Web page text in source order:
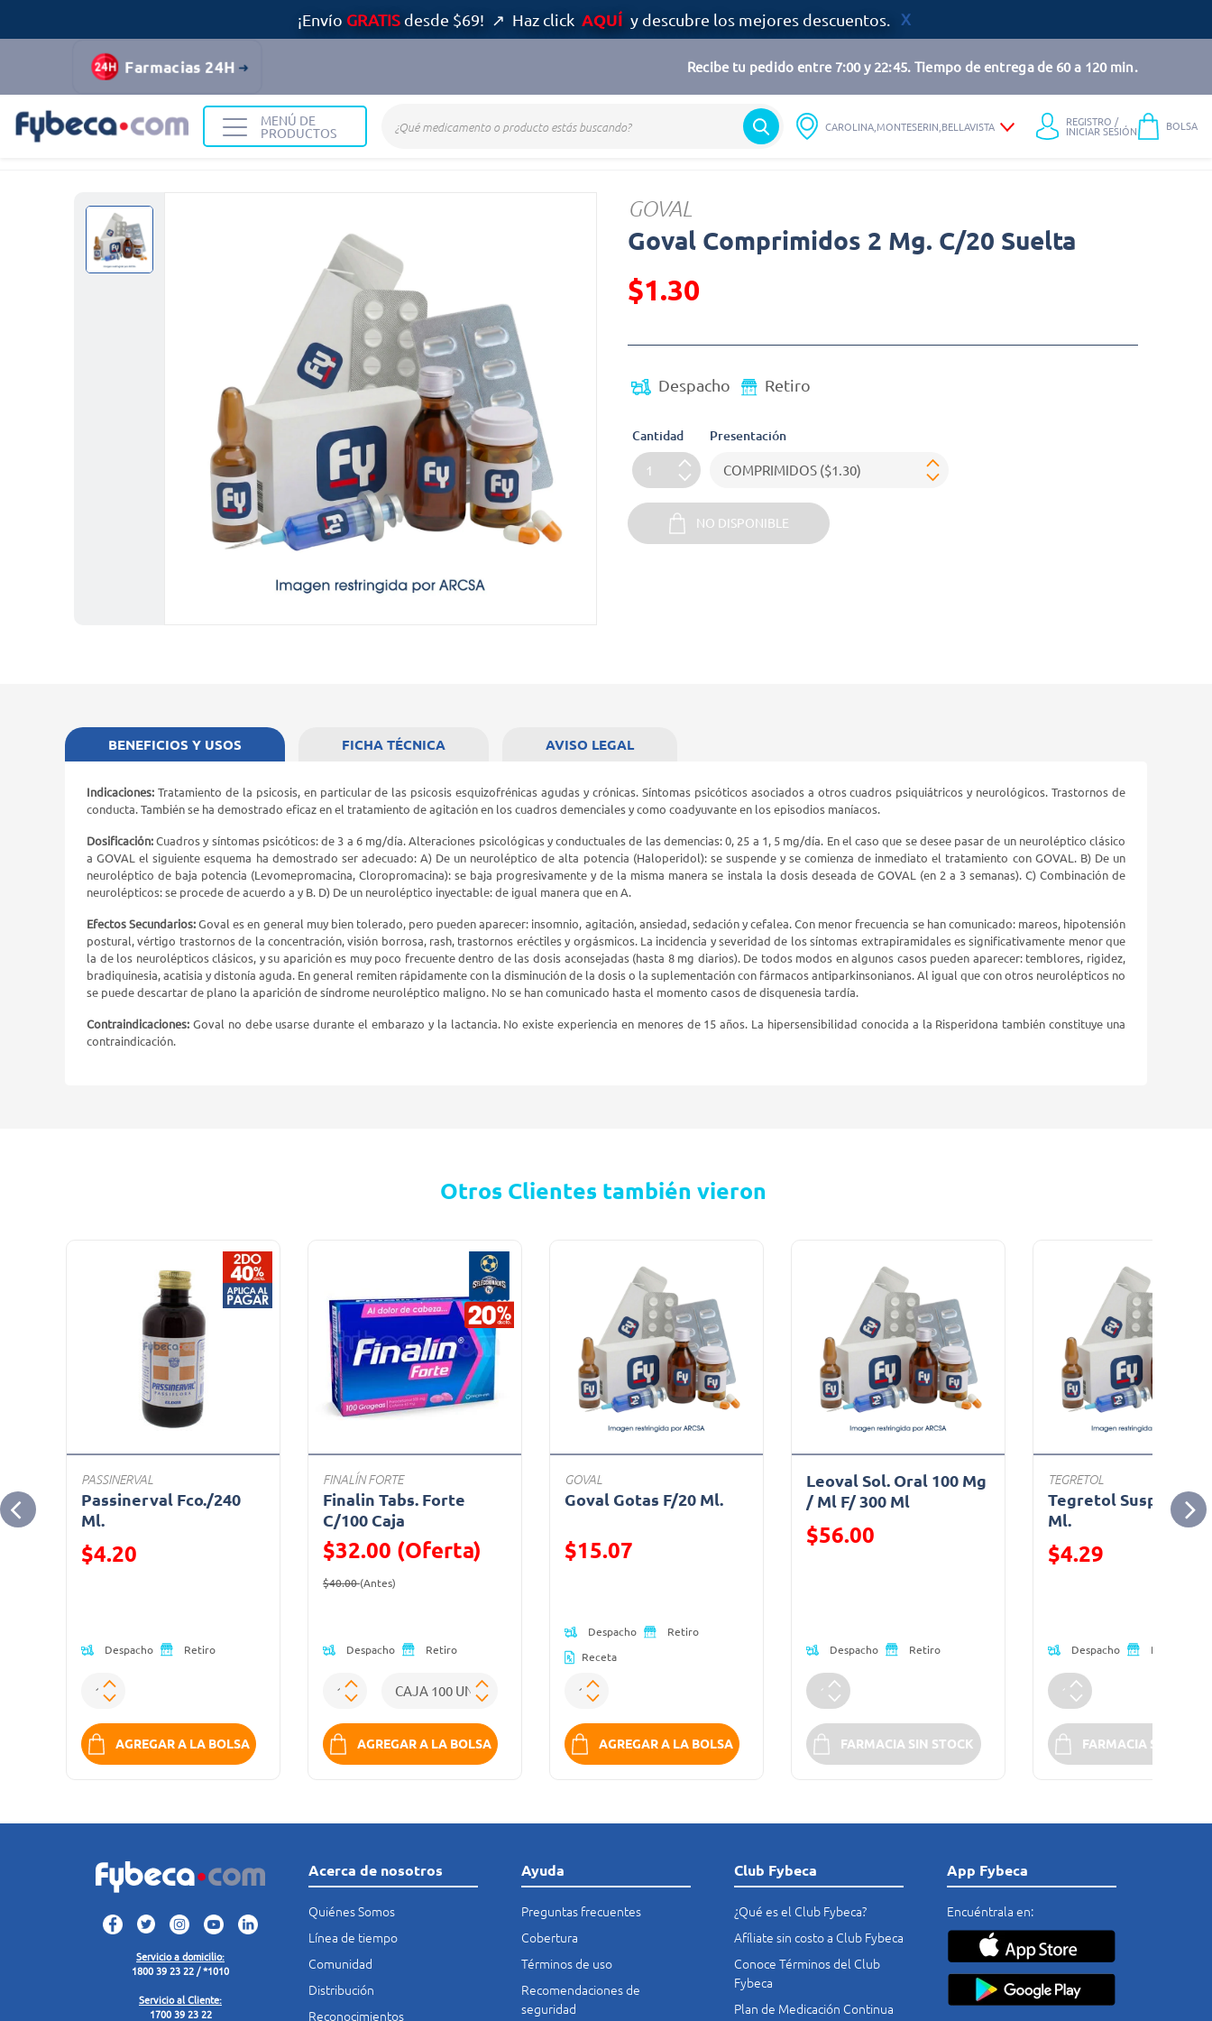
¡Envío GRATISdesde $69! ↗ Haz click AQUÍ y descubre los mejores descuentos.
Farmacias 24H Recibe tu pedido entre 7:00 y 22:45. Tiempo de entrega de 60 a 120 min.
MENÚ DE
PRODUCTOS CAROLINA,MONTESERIN,BELLAVISTA REGISTRO /
INICIAR SESIÓN BOLSA
Medicinas Sistema Nervioso Goval
GOVAL
Goval Comprimidos 2 Mg. C/20 Suelta
$1.30
Despacho Retiro
Cantidad Presentación
NO DISPONIBLE
BENEFICIOS Y USOS
Indicaciones: Tratamiento de la psicosis, en particular de las psicosis esquizofrénicas agudas y crónicas. Síntomas psicóticos asociados a otros cuadros psiquiátricos y neurológicos. Trastornos de
conducta. También se ha demostrado eficaz en el tratamiento de agitación en los cuadros demenciales y como coadyuvante en los episodios maníacos.
Dosificación:Cuadros y síntomas psicóticos: de 3 a 6 mg/día. Alteraciones psicológicas y conductuales de las demencias: 0, 25 a 1, 5 mg/día. En el caso que se desee pasar de un neuroléptico clásico
a GOVAL el siguiente esquema ha demostrado ser adecuado: A) De un neuroléptico de alta potencia (Haloperidol): se suspende y se comienza de inmediato el tratamiento con GOVAL. B) De un
neuroléptico de baja potencia (Levomepromacina, Cloropromacina): se baja progresivamente y de la misma manera se instala la dosis deseada de GOVAL (en 2 a 3 semanas). C) Combinación de
neurolépticos: se procede de acuerdo a y B. D) De un neuroléptico inyectable: de igual manera que en A.
Efectos Secundarios:Goval es en general muy bien tolerado, pero pueden aparecer: insomnio, agitación, ansiedad, sedación y cefalea. Con menor frecuencia se han comunicado: mareos, hipotensión
postural, vértigo trastornos de la concentración, visión borrosa, rash, trastornos eréctiles y orgásmicos. La incidencia y severidad de los síntomas extrapiramidales es significativamente menor que
la de los neurolépticos clásicos, y su aparición es muy poco frecuente dentro de las dosis aconsejadas (hasta 8 mg diarios). De todos modos en algunos casos pueden aparecer: temblores, rigidez,
bradiquinesia, acatisia y distonía aguda. En general remiten rápidamente con la disminución de la dosis o la suplementación con fármacos antiparkinsonianos. Al igual que con otros neurolépticos no
se puede descartar de plano la aparición de síndrome neuroléptico maligno. No se han comunicado hasta el momento casos de disquenesia tardía.
Contraindicaciones: Goval no debe usarse durante el embarazo y la lactancia. No existe experiencia en menores de 15 años. La hipersensibilidad conocida a la Risperidona también constituye una
contraindicación.
FICHA TÉCNICA AVISO LEGAL
Otros Clientes también vieron
PASSINERVAL
Passinerval Fco./240
Ml.
Precio reducido de
$4.20
Despacho Retiro
AGREGAR A LA BOLSA
FINALÍN FORTE
Finalin Tabs. Forte
C/100 Caja
$32.00 (Oferta)
Precio reducido de
$40.00(Antes)
Despacho Retiro
AGREGAR A LA BOLSA
GOVAL
Goval Gotas F/20 Ml.
$15.07
Despacho
Retiro
Receta
AGREGAR A LA BOLSA
Leoval Sol. Oral 100 Mg
/ Ml F/ 300 Ml
Precio reducido de
$56.00
Despacho Retiro
FARMACIA SIN STOCK
TEGRETOL
Tegretol Susp. F/100
Ml.
Precio reducido de
$4.29
Despacho Retiro
FARMACIA SIN
Servicio a domicilio:
1800 39 23 22 / *1010
Servicio al Cliente:
1700 39 23 22
Acerca de nosotros
Quiénes Somos
Línea de tiempo
Comunidad
Distribución
Reconocimientos
Ayuda
Preguntas frecuentes
Cobertura
Términos de uso
Recomendaciones de
seguridad
Club Fybeca
¿Qué es el Club Fybeca?
Afíliate sin costo a Club Fybeca
Conoce Términos del Club
Fybeca
Plan de Medicación Continua
App Fybeca
Encuéntrala en: